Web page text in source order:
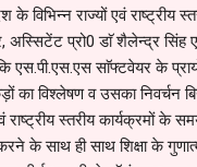
विभिन्न राज्यों एवं राष्ट्रीय
अस्सिटेंट प्रो0 डाॅ शैलेन्द्र सिंह
एस.पी.एस.एस साॅफ्टवेयर के
विश्लेषण व उसका निवर्चन
राष्ट्रीय स्तरीय कार्यक्रमों के
के साथ ही साथ शिक्षा के